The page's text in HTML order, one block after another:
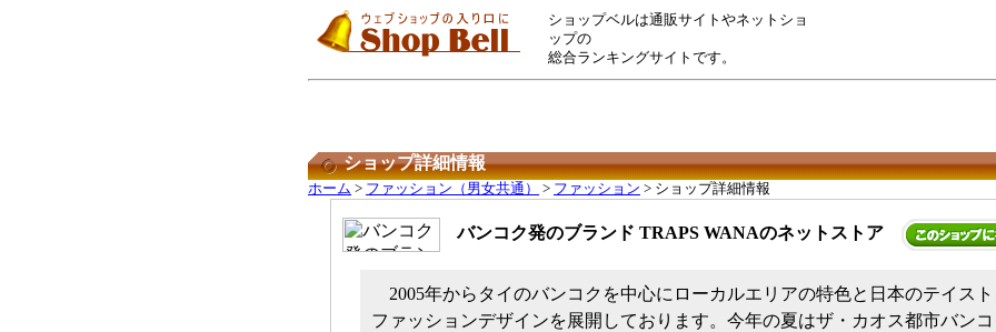
ショップベルは通販サイトやネットショ
ップの
総合ランキングサイトです。
ショップ詳細情報
ホーム > ファッション（男女共通） > ファッション > ショップ詳細情報
バンコク発のブランド TRAPS WANAのネットストア
2005年からタイのバンコクを中心にローカルエリアの特色と日本のテイスト
ファッションデザインを展開しております。今年の夏はザ・カオス都市バン